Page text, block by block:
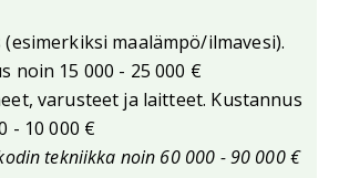
(esimerkiksi maalämpö/ilmavesi).
noin 15 000 - 25 000 €
varusteet ja laitteet. Kustannus
- 10 000 €
tekniikka noin 60 000 - 90 000 €